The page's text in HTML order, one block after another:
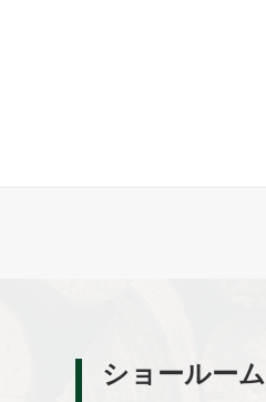
ショールーム